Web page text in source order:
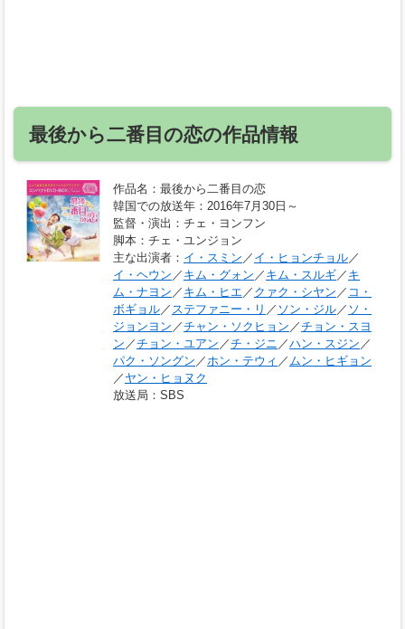
最後から二番目の恋の作品情報
作品名 ：最後から二番目の恋
韓国での放送年 ：2016年7月30日～
監督・演出 ：チェ・ヨンフン
脚本 ：チェ・ユンジョン
主な出演者 ： イ・スミン ／ イ・ヒョンチョル／
イ・ヘウン ／ キム・グォン ／ キム・スルギ／ キ
ム・ナヨン ／ キム・ヒエ ／ クァク・シヤン ／ コ・
ボギョル／ ステファニー・リ ／ ソン・ジル／ ソ・
ジョンヨン ／チャン・ソクヒョン ／チョン・スヨ
ン ／チョン・ユアン ／チ・ジニ ／ハン・スジン ／
パク・ソングン ／ホン・テウィ ／ムン・ヒギョン
／ ヤン・ヒョヌク
放送局 ：SBS